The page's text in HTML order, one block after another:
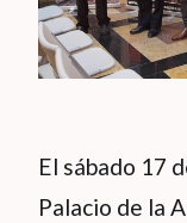
El sábado 17
Palacio de la